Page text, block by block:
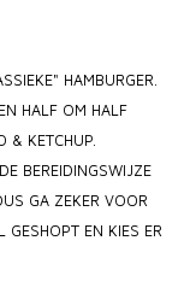
FUN
HAMBURGER.
HALF OM HALF
& KETCHUP.
BEREIDINGSWIJZE
GA ZEKER VOOR
GESHOPT EN KIES ER